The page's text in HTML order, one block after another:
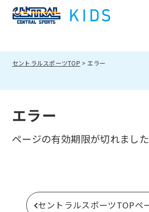
セントラルスポーツTOP エラー
エラー
ページの有効期限が切れました
セントラルスポーツTOPペ